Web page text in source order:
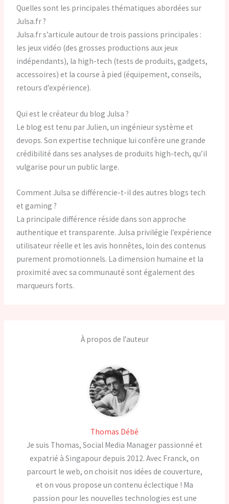
Quelles sont les principales thématiques abordées sur
Julsa.fr ?
Julsa.fr s’articule autour de trois passions principales :
les jeux vidéo (des grosses productions aux jeux
indépendants), la high-tech (tests de produits, gadgets,
accessoires) et la course à pied (équipement, conseils,
retours d’expérience).
Qui est le créateur du blog Julsa ?
Le blog est tenu par Julien, un ingénieur système et
devops. Son expertise technique lui confère une grande
crédibilité dans ses analyses de produits high-tech, qu’il
vulgarise pour un public large.
Comment Julsa se différencie-t-il des autres blogs tech
et gaming ?
La principale différence réside dans son approche
authentique et transparente. Julsa privilégie l’expérience
utilisateur réelle et les avis honnêtes, loin des contenus
purement promotionnels. La dimension humaine et la
proximité avec sa communauté sont également des
marqueurs forts.
À propos de l'auteur
Thomas Débé
Je suis Thomas, Social Media Manager passionné et
expatrié à Singapour depuis 2012. Avec Franck, on
parcourt le web, on choisit nos idées de couverture,
et on vous propose un contenu éclectique ! Ma
passion pour les nouvelles technologies est une